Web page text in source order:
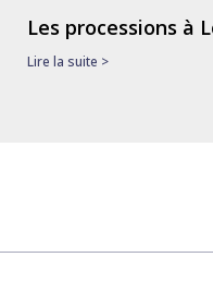
Les processions à
Lire la suite >